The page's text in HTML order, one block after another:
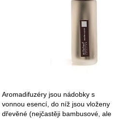
Aromadifuzéry jsou nádobky s
vonnou esencí, do níž jsou vloženy
dřevěné (nejčastěji bambusové, ale